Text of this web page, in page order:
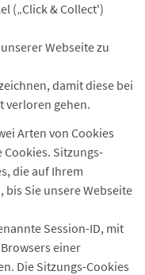
(„Click & Collect')
Webseite zu
damit diese bei
verloren gehen.
Arten von Cookies
Sitzungs-
die auf Ihrem
Sie unsere Webseite
Session-ID, mit
einer
Die Sitzungs-Cookies